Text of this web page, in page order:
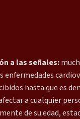
a las señales:
enfermedades
hasta que es
a cualquier
de su edad,